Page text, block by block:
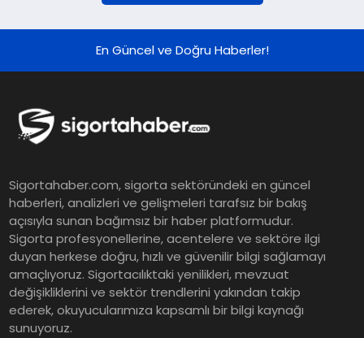
En Güncel ve Doğru Haberler!
Sigortahaber.com, sigorta sektöründeki en güncel
haberleri, analizleri ve gelişmeleri tarafsız bir bakış
açısıyla sunan bağımsız bir haber platformudur.
Sigorta profesyonellerine, acentelere ve sektöre ilgi
duyan herkese doğru, hızlı ve güvenilir bilgi sağlamayı
amaçlıyoruz. Sigortacılıktaki yenilikleri, mevzuat
değişikliklerini ve sektör trendlerini yakından takip
ederek, okuyucularımıza kapsamlı bir bilgi kaynağı
sunuyoruz.